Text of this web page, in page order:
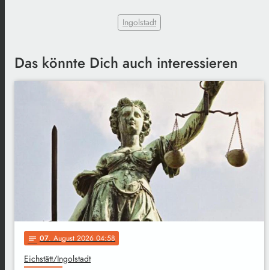
Ingolstadt
Das könnte Dich auch interessieren
notes 07. August 2026 04:58
Eichstätt/Ingolstadt